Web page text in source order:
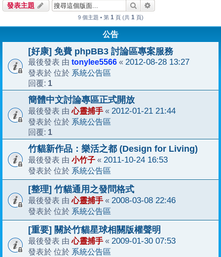
發表主題 搜尋
9 個主題 • 第 1 頁 (共 1 頁)
公告
[好康] 免費 phpBB3 討論區專案服務
最後發表 由 tonylee5566 « 2012-08-28 13:27
發表於 位於 系統公告區
回覆: 1
簡體中文討論專區正式開放
最後發表 由心靈捕手 « 2012-01-21 21:44
發表於 位於 系統公告區
回覆: 1
竹貓新作品：樂活之都 (Design for Living)
最後發表 由 小竹子 « 2011-10-24 16:53
發表於 位於 系統公告區
[整理] 竹貓通用之發問格式
最後發表 由心靈捕手 « 2008-03-08 22:46
發表於 位於 系統公告區
[重要] 關於竹貓星球相關版權聲明
最後發表 由心靈捕手 « 2009-01-30 07:53
發表於 位於 系統公告區